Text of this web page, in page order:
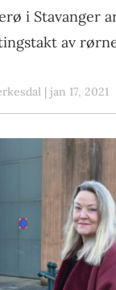
i Stavanger
av
| jan 17, 2021